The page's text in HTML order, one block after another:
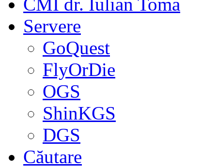
CMI dr. Iulian Toma
Servere
GoQuest
FlyOrDie
OGS
ShinKGS
DGS
Căutare